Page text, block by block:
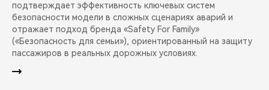
подтверждает эффективность ключевых систем
безопасности модели в сложных сценариях аварий и
отражает подход бренда «Safety For Family»
(«Безопасность для семьи»), ориентированный на защиту
пассажиров в реальных дорожных условиях.